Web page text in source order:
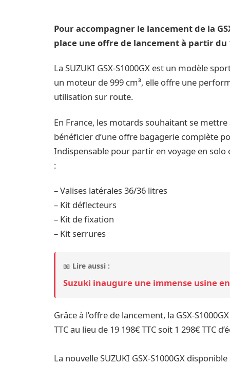
Pour accompagner le lancement de la
place une offre de lancement à partir du
La SUZUKI GSX-S1000GX est un modèle
un moteur de 999 cm³, elle offre une
utilisation sur route.
En France, les motards souhaitant se
bénéficier d’une offre bagagerie complète
Indispensable pour partir en voyage en
:
– Valises latérales 36/36 litres
– Kit déflecteurs
– Kit de fixation
– Kit serrures
📖 Lire aussi :
Suzuki inaugure une immense usine
Grâce à l’offre de lancement, la GSX-
TTC au lieu de 19 198€ TTC soit 1 298€ TTC
La nouvelle SUZUKI GSX-S1000GX